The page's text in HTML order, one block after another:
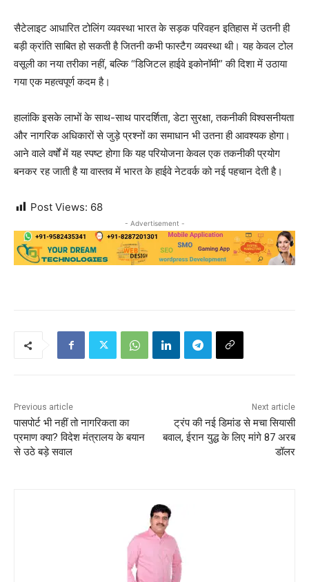
सैटेलाइट आधारित टोलिंग व्यवस्था भारत के सड़क परिवहन इतिहास में उतनी ही
बड़ी क्रांति साबित हो सकती है जितनी कभी फास्टैग व्यवस्था थी। यह केवल टोल
वसूली का नया तरीका नहीं, बल्कि “डिजिटल हाईवे इकोनॉमी” की दिशा में उठाया
गया एक महत्वपूर्ण कदम है।
हालांकि इसके लाभों के साथ-साथ पारदर्शिता, डेटा सुरक्षा, तकनीकी विश्वसनीयता
और नागरिक अधिकारों से जुड़े प्रश्नों का समाधान भी उतना ही आवश्यक होगा।
आने वाले वर्षों में यह स्पष्ट होगा कि यह परियोजना केवल एक तकनीकी प्रयोग
बनकर रह जाती है या वास्तव में भारत के हाईवे नेटवर्क को नई पहचान देती है।
Post Views: 68
- Advertisement -
Previous article
पासपोर्ट भी नहीं तो नागरिकता का
प्रमाण क्या? विदेश मंत्रालय के बयान
से उठे बड़े सवाल
Next article
ट्रंप की नई डिमांड से मचा सियासी
बवाल, ईरान युद्ध के लिए मांगे 87 अरब
डॉलर